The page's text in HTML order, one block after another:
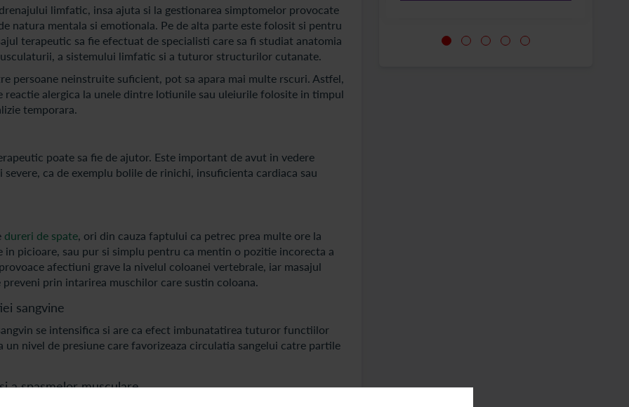
limfatic, insa ajuta si la gestionarea simptomelor provocate
natura mentala si emotionala. Pe de alta parte este folosit si pentru
terapeutic sa fie efectuat de specialisti care sa fi studiat anatomia
a sistemului limfatic si a tuturor structurilor cutanate.
persoane neinstruite suficient, pot sa apara mai multe rscuri. Astfel,
reactie alergica la unele dintre lotiunile sau uleiurile folosite in timpul
temporara.
poate sa fie de ajutor. Este important de avut in vedere
ca de exemplu bolile de rinichi, insuficienta cardiaca sau
dureri de spate, ori din cauza faptului ca petrec prea multe ore la
picioare, sau pur si simplu pentru ca mentin o pozitie incorecta a
afectiuni grave la nivelul coloanei vertebrale, iar masajul
prin intarirea muschilor care sustin coloana.
sangvine
se intensifica si are ca efect imbunatatirea tuturor functiilor
nivel de presiune care favorizeaza circulatia sangelui catre partile
a spasmelor musculare